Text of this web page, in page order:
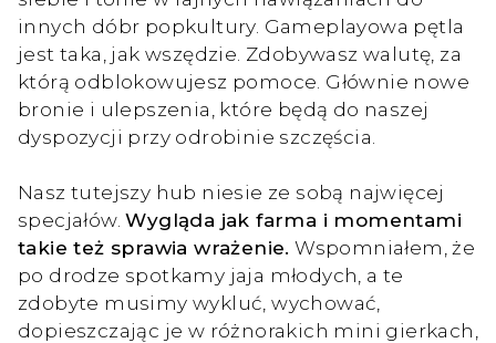
innych dóbr popkultury. Gameplayowa pętla
jest taka, jak wszędzie. Zdobywasz walutę, za
którą odblokowujesz pomoce. Głównie nowe
bronie i ulepszenia, które będą do naszej
dyspozycji przy odrobinie szczęścia.
Nasz tutejszy hub niesie ze sobą najwięcej
specjałów.Wygląda jak farma i momentami
takie też sprawia wrażenie. Wspomniałem, że
po drodze spotkamy jaja młodych, a te
zdobyte musimy wykluć, wychować,
dopieszczając je w różnorakich mini gierkach,